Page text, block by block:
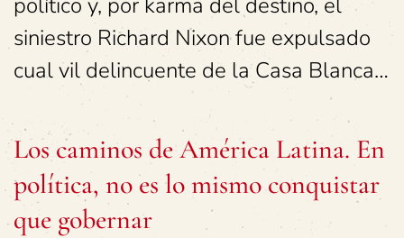
siniestro Richard Nixon fue expulsado
cual vil delincuente de la Casa Blanca…
Los caminos de América Latina. En
política, no es lo mismo conquistar
que gobernar